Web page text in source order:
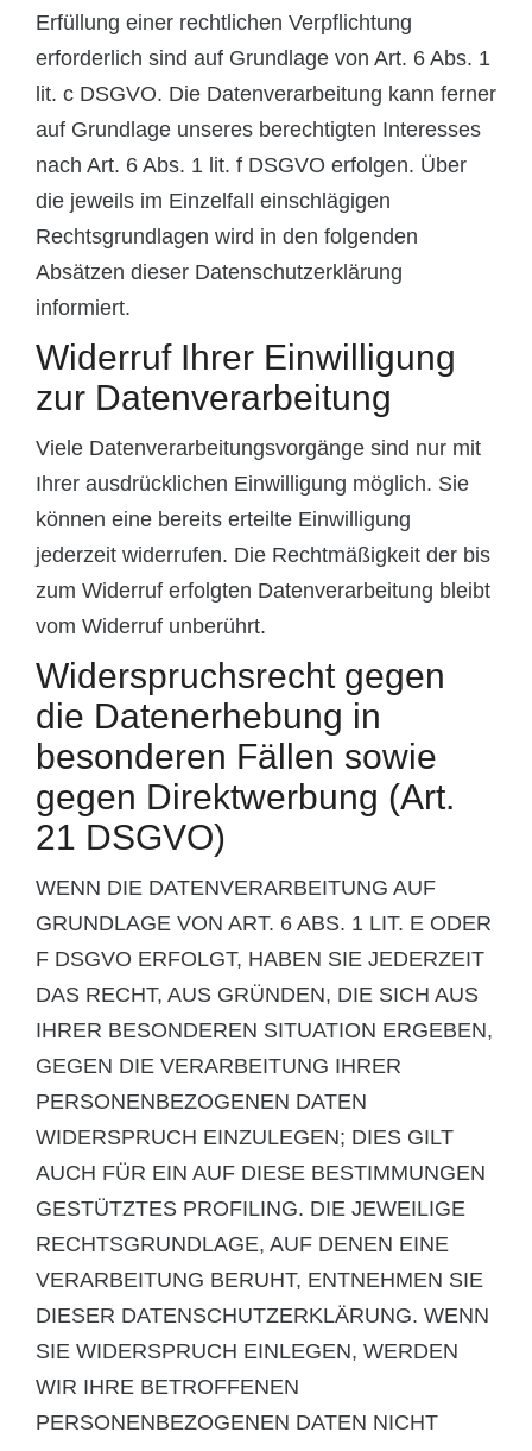
Erfüllung einer rechtlichen Verpflichtung
erforderlich sind auf Grundlage von Art. 6 Abs. 1
lit. c DSGVO. Die Datenverarbeitung kann ferner
auf Grundlage unseres berechtigten Interesses
nach Art. 6 Abs. 1 lit. f DSGVO erfolgen. Über
die jeweils im Einzelfall einschlägigen
Rechtsgrundlagen wird in den folgenden
Absätzen dieser Datenschutzerklärung
informiert.
Widerruf Ihrer Einwilligung
zur Datenverarbeitung
Viele Datenverarbeitungsvorgänge sind nur mit
Ihrer ausdrücklichen Einwilligung möglich. Sie
können eine bereits erteilte Einwilligung
jederzeit widerrufen. Die Rechtmäßigkeit der bis
zum Widerruf erfolgten Datenverarbeitung bleibt
vom Widerruf unberührt.
Widerspruchsrecht gegen
die Datenerhebung in
besonderen Fällen sowie
gegen Direktwerbung (Art.
21 DSGVO)
WENN DIE DATENVERARBEITUNG AUF
GRUNDLAGE VON ART. 6 ABS. 1 LIT. E ODER
F DSGVO ERFOLGT, HABEN SIE JEDERZEIT
DAS RECHT, AUS GRÜNDEN, DIE SICH AUS
IHRER BESONDEREN SITUATION ERGEBEN,
GEGEN DIE VERARBEITUNG IHRER
PERSONENBEZOGENEN DATEN
WIDERSPRUCH EINZULEGEN; DIES GILT
AUCH FÜR EIN AUF DIESE BESTIMMUNGEN
GESTÜTZTES PROFILING. DIE JEWEILIGE
RECHTSGRUNDLAGE, AUF DENEN EINE
VERARBEITUNG BERUHT, ENTNEHMEN SIE
DIESER DATENSCHUTZERKLÄRUNG. WENN
SIE WIDERSPRUCH EINLEGEN, WERDEN
WIR IHRE BETROFFENEN
PERSONENBEZOGENEN DATEN NICHT